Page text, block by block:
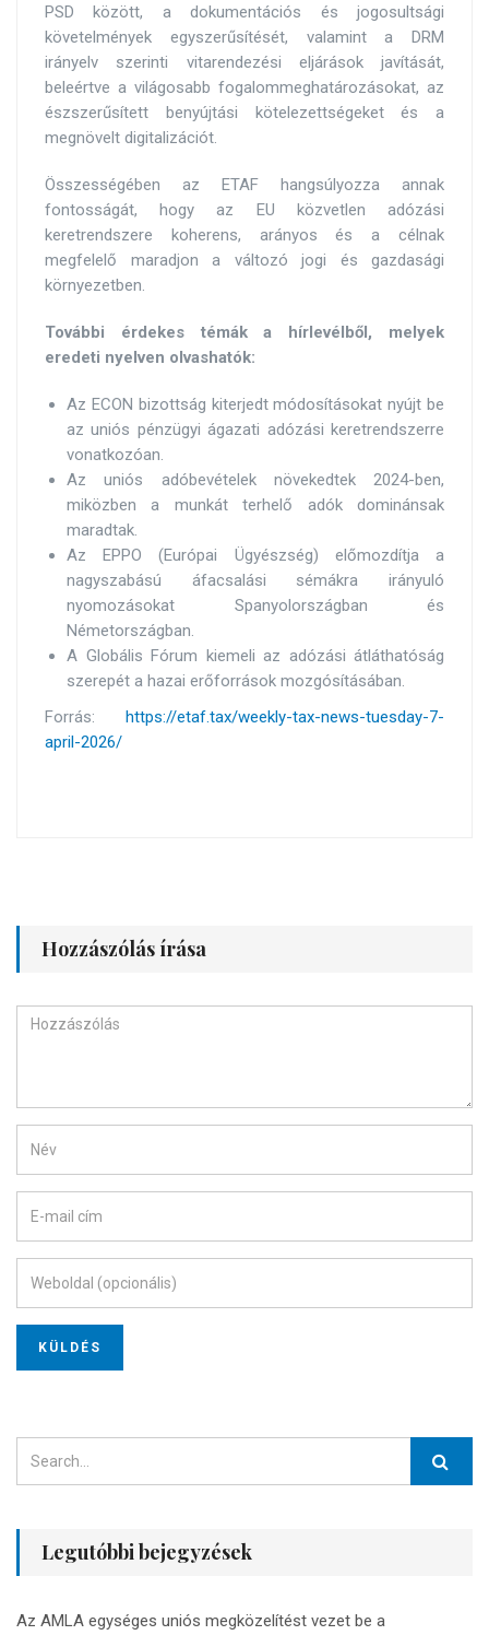
PSD között, a dokumentációs és jogosultsági
követelmények egyszerűsítését, valamint a DRM
irányelv szerinti vitarendezési eljárások javítását,
beleértve a világosabb fogalommeghatározásokat, az
észszerűsített benyújtási kötelezettségeket és a
megnövelt digitalizációt.
Összességében az ETAF hangsúlyozza annak
fontosságát, hogy az EU közvetlen adózási
keretrendszere koherens, arányos és a célnak
megfelelő maradjon a változó jogi és gazdasági
környezetben.
További érdekes témák a hírlevélből, melyek
eredeti nyelven olvashatók:
Az ECON bizottság kiterjedt módosításokat nyújt be
az uniós pénzügyi ágazati adózási keretrendszerre
vonatkozóan.
Az uniós adóbevételek növekedtek 2024-ben,
miközben a munkát terhelő adók dominánsak
maradtak.
Az EPPO (Európai Ügyészség) előmozdítja a
nagyszabású áfacsalási sémákra irányuló
nyomozásokat Spanyolországban és
Németországban.
A Globális Fórum kiemeli az adózási átláthatóság
szerepét a hazai erőforrások mozgósításában.
Forrás: https://etaf.tax/weekly-tax-news-tuesday-7-
april-2026/
Hozzászólás írása
Legutóbbi bejegyzések
Az AMLA egységes uniós megközelítést vezet be a